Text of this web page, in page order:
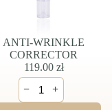
ANTI-WRINKLE
CORRECTOR
119.00 zł
ilość
ANTI-
WRINKLE
− +